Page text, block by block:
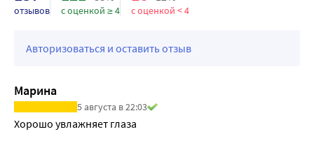
офтальмологу для установления диагноза и получения
отзывов с оценкой ≥ 4 с оценкой < 4
Авторизоваться и оставить отзыв
Марина
5 августа в 22:03
Хорошо увлажняет глаза